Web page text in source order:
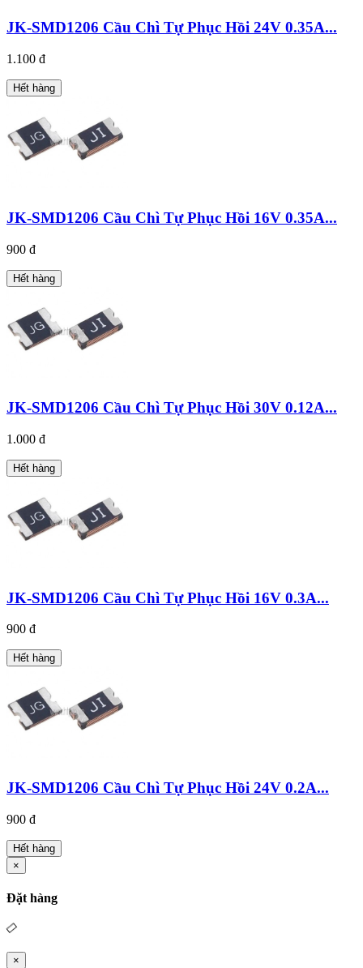
JK-SMD1206 Cầu Chì Tự Phục Hồi 24V 0.35A...
1.100 đ
Hết hàng
JK-SMD1206 Cầu Chì Tự Phục Hồi 16V 0.35A...
900 đ
Hết hàng
JK-SMD1206 Cầu Chì Tự Phục Hồi 30V 0.12A...
1.000 đ
Hết hàng
JK-SMD1206 Cầu Chì Tự Phục Hồi 16V 0.3A...
900 đ
Hết hàng
JK-SMD1206 Cầu Chì Tự Phục Hồi 24V 0.2A...
900 đ
Hết hàng
×
Đặt hàng
×